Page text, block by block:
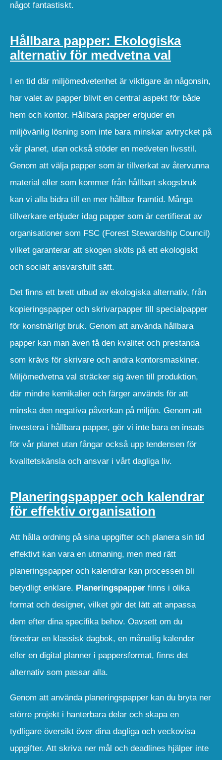
något fantastiskt.
Hållbara papper: Ekologiska
alternativ för medvetna val
I en tid där miljömedvetenhet är viktigare än någonsin,
har valet av papper blivit en central aspekt för både
hem och kontor. Hållbara papper erbjuder en
miljövänlig lösning som inte bara minskar avtrycket på
vår planet, utan också stöder en medveten livsstil.
Genom att välja papper som är tillverkat av återvunna
material eller som kommer från hållbart skogsbruk
kan vi alla bidra till en mer hållbar framtid. Många
tillverkare erbjuder idag papper som är certifierat av
organisationer som FSC (Forest Stewardship Council)
vilket garanterar att skogen sköts på ett ekologiskt
och socialt ansvarsfullt sätt.
Det finns ett brett utbud av ekologiska alternativ, från
kopieringspapper och skrivarpapper till specialpapper
för konstnärligt bruk. Genom att använda hållbara
papper kan man även få den kvalitet och prestanda
som krävs för skrivare och andra kontorsmaskiner.
Miljömedvetna val sträcker sig även till produktion,
där mindre kemikalier och färger används för att
minska den negativa påverkan på miljön. Genom att
investera i hållbara papper, gör vi inte bara en insats
för vår planet utan fångar också upp tendensen för
kvalitetskänsla och ansvar i vårt dagliga liv.
Planeringspapper och kalendrar
för effektiv organisation
Att hålla ordning på sina uppgifter och planera sin tid
effektivt kan vara en utmaning, men med rätt
planeringspapper och kalendrar kan processen bli
betydligt enklare. Planeringspapper finns i olika
format och designer, vilket gör det lätt att anpassa
dem efter dina specifika behov. Oavsett om du
föredrar en klassisk dagbok, en månatlig kalender
eller en digital planner i pappersformat, finns det
alternativ som passar alla.
Genom att använda planeringspapper kan du bryta ner
större projekt i hanterbara delar och skapa en
tydligare översikt över dina dagliga och veckovisa
uppgifter. Att skriva ner mål och deadlines hjälper inte